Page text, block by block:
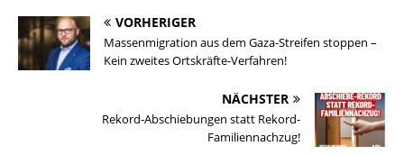
VORHERIGER
Massenmigration aus dem Gaza-Streifen stoppen –
Kein zweites Ortskräfte-Verfahren!
NÄCHSTER
Rekord-Abschiebungen statt Rekord-
Familiennachzug!